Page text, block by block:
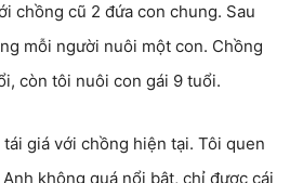
chồng cũ 2 đứa con chung. Sau
mỗi người nuôi một con. Chồng
còn tôi nuôi con gái 9 tuổi.
giá với chồng hiện tại. Tôi quen
không quá nổi bật, chỉ được cái